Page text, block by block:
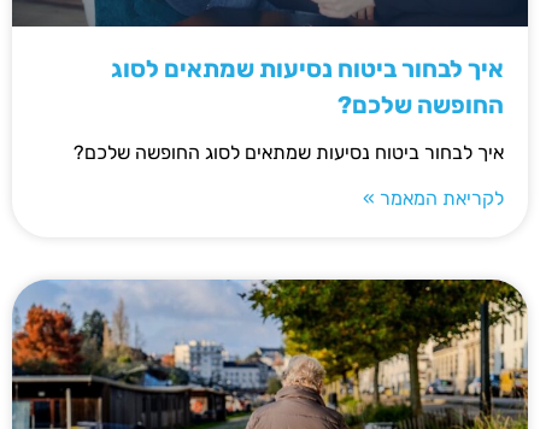
איך לבחור ביטוח נסיעות שמתאים לסוג
החופשה שלכם?
איך לבחור ביטוח נסיעות שמתאים לסוג החופשה שלכם?
לקריאת המאמר »